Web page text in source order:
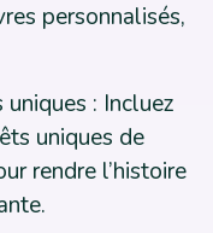
personnalisés,
: Incluez
uniques de
rendre l’histoire